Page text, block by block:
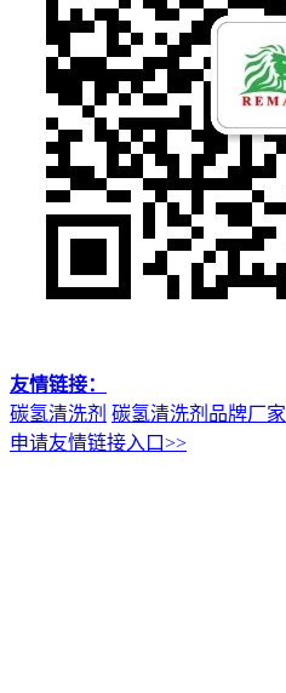
友情链接：
碳氢清洗剂 碳氢清洗剂品牌厂家
申请友情链接入口>>